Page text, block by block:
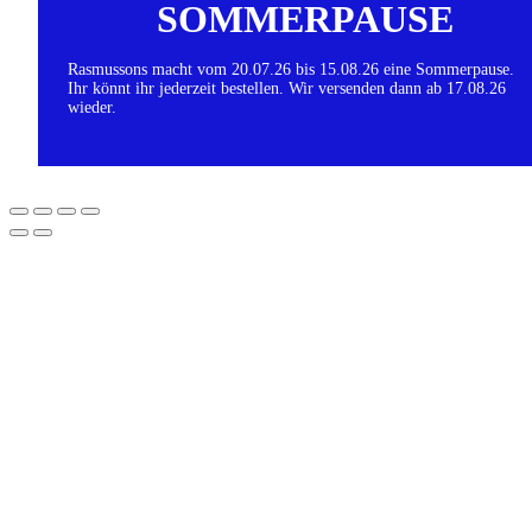
SOMMERPAUSE
Rasmussons macht vom 20.07.26 bis 15.08.26 eine Sommerpause.
Ihr könnt ihr jederzeit bestellen. Wir versenden dann ab 17.08.26
wieder.